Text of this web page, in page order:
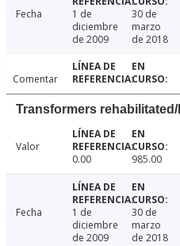
Fecha
1 de
diciembre
de 2009
30 de
marzo
de 2018
Comentar
Transformers rehabilitated/
Valor
0.00
985.00
Fecha
1 de
diciembre
de 2009
30 de
marzo
de 2018